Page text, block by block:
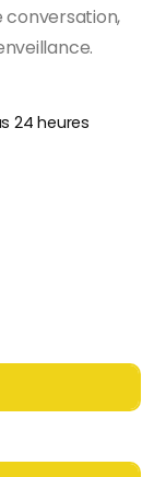
24 heures